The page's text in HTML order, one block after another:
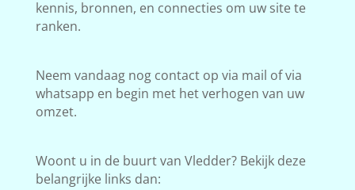
kennis, bronnen, en connecties om uw site te
ranken.
Neem vandaag nog contact op via mail of via
whatsapp en begin met het verhogen van uw
omzet.
Woont u in de buurt van Vledder? Bekijk deze
belangrijke links dan: